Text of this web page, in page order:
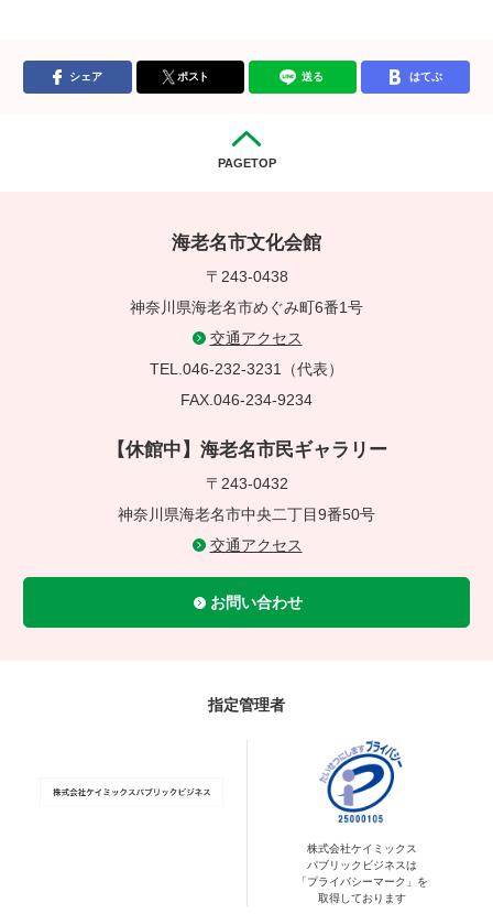
シェア ポスト 送る はてぶ
PAGETOP
海老名市文化会館
〒243-0438
神奈川県海老名市めぐみ町6番1号
交通アクセス
TEL.046-232-3231（代表）
FAX.046-234-9234
【休館中】海老名市民ギャラリー
〒243-0432
神奈川県海老名市中央二丁目9番50号
交通アクセス
お問い合わせ
指定管理者
株式会社ケイミックス
パブリックビジネスは
「プライバシーマーク」を
取得しております